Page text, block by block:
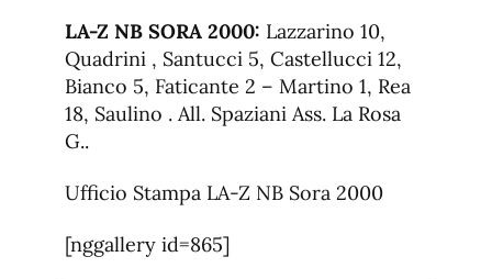
LA-Z NB SORA 2000: Lazzarino 10,
Quadrini , Santucci 5, Castellucci 12,
Bianco 5, Faticante 2 – Martino 1, Rea
18, Saulino . All. Spaziani Ass. La Rosa
G..
Ufficio Stampa LA-Z NB Sora 2000
[nggallery id=865]